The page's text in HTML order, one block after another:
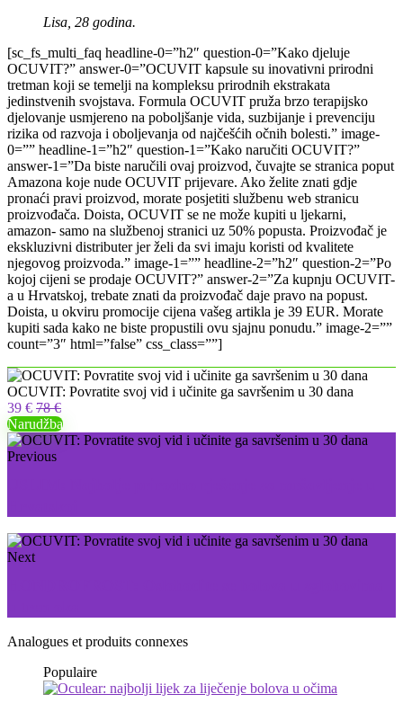
Lisa, 28 godina.
[sc_fs_multi_faq headline-0=”h2″ question-0=”Kako djeluje
OCUVIT?” answer-0=”OCUVIT kapsule su inovativni prirodni
tretman koji se temelji na kompleksu prirodnih ekstrakata
jedinstvenih svojstava. Formula OCUVIT pruža brzo terapijsko
djelovanje usmjereno na poboljšanje vida, suzbijanje i prevenciju
rizika od razvoja i oboljevanja od najčešćih očnih bolesti.” image-
0=”” headline-1=”h2″ question-1=”Kako naručiti OCUVIT?”
answer-1=”Da biste naručili ovaj proizvod, čuvajte se stranica poput
Amazona koje nude OCUVIT prijevare. Ako želite znati gdje
pronaći pravi proizvod, morate posjetiti službenu web stranicu
proizvođača. Doista, OCUVIT se ne može kupiti u ljekarni,
amazon- samo na službenoj stranici uz 50% popusta. Proizvođač je
ekskluzivni distributer jer želi da svi imaju koristi od kvalitete
njegovog proizvoda.” image-1=”” headline-2=”h2″ question-2=”Po
kojoj cijeni se prodaje OCUVIT?” answer-2=”Za kupnju OCUVIT-
a u Hrvatskoj, trebate znati da proizvođač daje pravo na popust.
Doista, u okviru promocije cijena vašeg artikla je 39 EUR. Morate
kupiti sada kako ne biste propustili ovu sjajnu ponudu.” image-2=””
count=”3″ html=”false” css_class=””]
OCUVIT: Povratite svoj vid i učinite ga savršenim u 30 dana
39 € 78 €
Narudžba
Previous
Next
Analogues et produits connexes
Populaire